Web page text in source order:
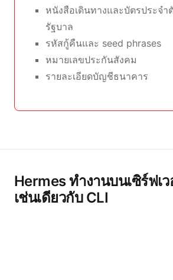
หนังสือเดินทางและบัตรประจำ
รัฐบาล
รหัสกู้คืนและ seed phrases
หมายเลขประกันสังคม
รายละเอียดบัญชีธนาคาร
Hermes ทำงานบนเซิร์ฟเ
เช่นเดียวกับ CLI